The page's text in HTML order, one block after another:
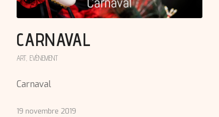
CARNAVAL
ART, EVÈNEMENT
Carnaval
19 novembre 2019